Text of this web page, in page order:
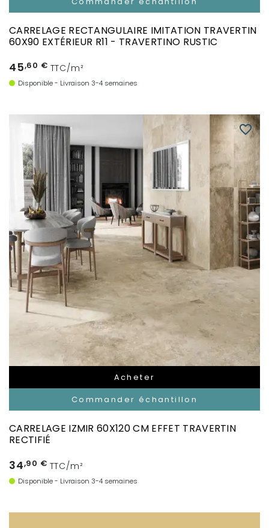
CARRELAGE RECTANGULAIRE IMITATION TRAVERTIN
60X90 EXTÉRIEUR R11 - TRAVERTINO RUSTIC
45,60 € TTC/m²
Disponible - Livraison 3-4 semaines
Acheter
Commander échantillon
favorite_border
CARRELAGE IZMIR 60X120 CM EFFET TRAVERTIN
RECTIFIÉ
34,90 € TTC/m²
Disponible - Livraison 3-4 semaines